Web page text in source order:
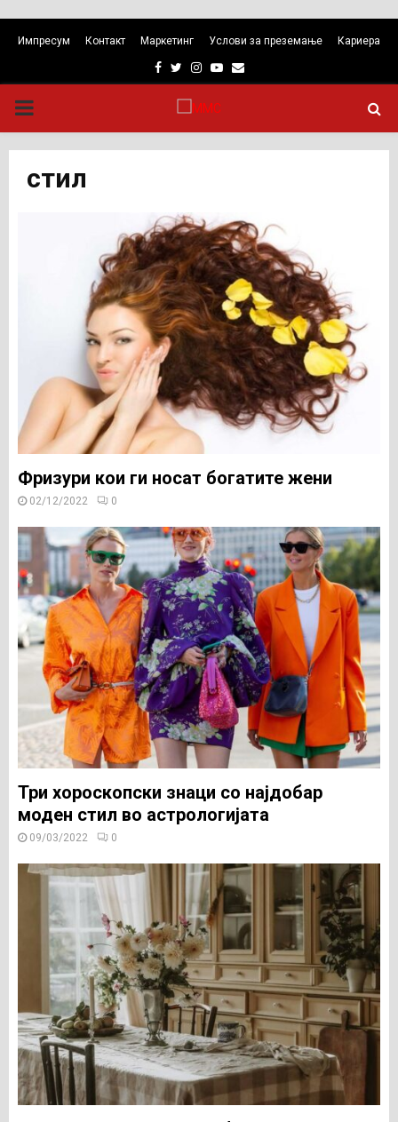
Импресум Контакт Маркетинг Услови за преземање Кариера
Facebook
TwitterInstagram
Youtube
Email
PRIMARY
MENU
стил
Фризури кои ги носат богатите жени
02/12/2022 0
Три хороскопски знаци со најдобар
моден стил во астрологијата
09/03/2022 0